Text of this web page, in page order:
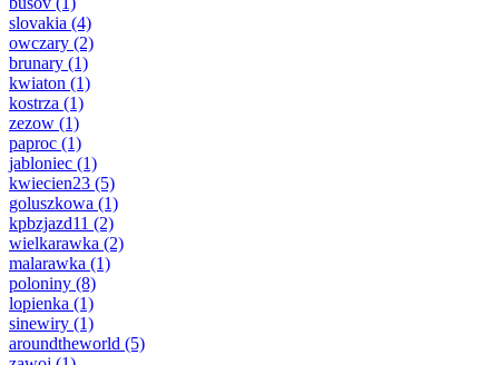
slovakia (4)
owczary (2)
brunary (1)
kwiaton (1)
kostrza (1)
zezow (1)
paproc (1)
jabloniec (1)
kwiecien23 (5)
goluszkowa (1)
kpbzjazd11 (2)
wielkarawka (2)
malarawka (1)
poloniny (8)
lopienka (1)
sinewiry (1)
aroundtheworld (5)